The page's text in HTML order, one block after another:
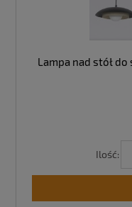
Lampa nad stół
Ilość: